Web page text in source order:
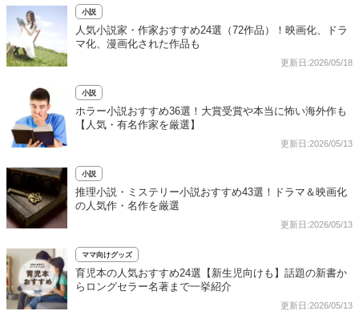
小説
人気小説家・作家おすすめ24選（72作品）！映画化、ドラ
マ化、漫画化された作品も
更新日:2026/05/18
小説
ホラー小説おすすめ36選！大賞受賞や本当に怖い海外作も
【人気・有名作家を厳選】
更新日:2026/05/13
小説
推理小説・ミステリー小説おすすめ43選！ドラマ＆映画化
の人気作・名作を厳選
更新日:2026/05/13
ママ向けグッズ
育児本の人気おすすめ24選【新生児向けも】話題の新書か
らロングセラー名著まで一挙紹介
更新日:2026/05/13